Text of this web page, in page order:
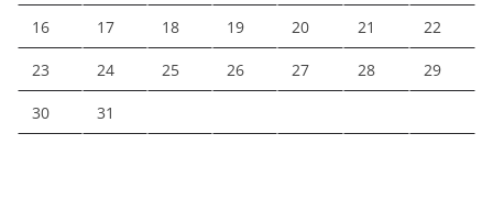
16 17 18 19 20 21 22
23 24 25 26 27 28 29
30 31